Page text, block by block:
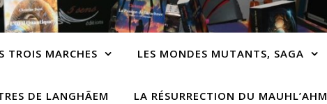
TROIS MARCHES LES MONDES MUTANTS, SAGA
DE LANGHÃEM LA RÉSURRECTION DU MAUHL’AHM